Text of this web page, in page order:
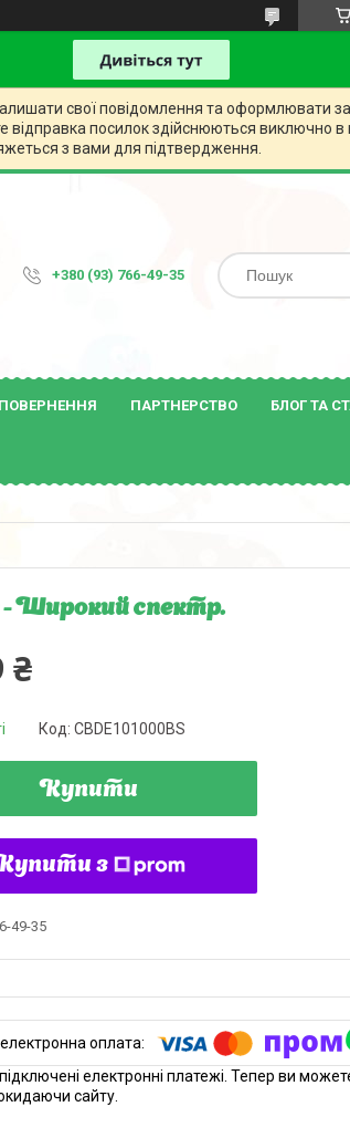
свої повідомлення та оформлювати
посилок здійснюються виключно в
з вами для підтвердження.
+380 (93) 766-49-35
ПАРТНЕРСТВО БЛОГ ТА
- Широкий спектр.
₴
Код: CBDE101000BS
Купити
з
49-35
електронні платежі. Тепер ви
сайту.